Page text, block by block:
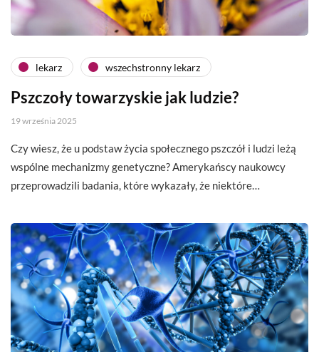
lekarz wszechstronny lekarz
Pszczoły towarzyskie jak ludzie?
19 września 2025
Czy wiesz, że u podstaw życia społecznego pszczół i ludzi leżą
wspólne mechanizmy genetyczne? Amerykańscy naukowcy
przeprowadzili badania, które wykazały, że niektóre…